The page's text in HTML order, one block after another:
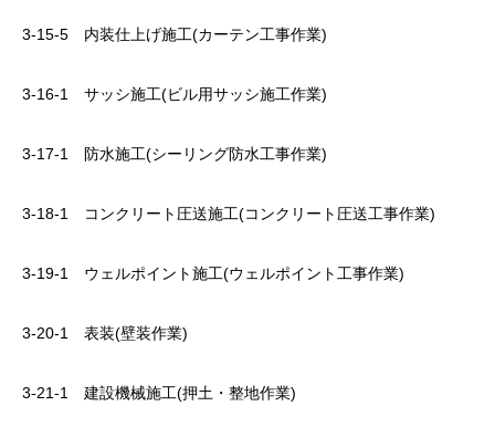
3-15-5 内装仕上げ施工(カーテン工事作業)
3-16-1 サッシ施工(ビル用サッシ施工作業)
3-17-1 防水施工(シーリング防水工事作業)
3-18-1 コンクリート圧送施工(コンクリート圧送工事作業)
3-19-1 ウェルポイント施工(ウェルポイント工事作業)
3-20-1 表装(壁装作業)
3-21-1 建設機械施工(押土・整地作業)